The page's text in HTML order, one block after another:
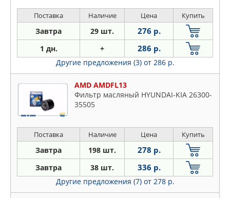
Поставка Наличие Цена Купить
Завтра 29 шт. 276 р.
1 дн. + 286 р.
Другие предложения (3) от 286 р.
AMD AMDFL13
Фильтр масляный HYUNDAI-KIA 26300-
35505
Поставка Наличие Цена Купить
Завтра 198 шт. 278 р.
Завтра 38 шт. 336 р.
Другие предложения (7) от 278 р.